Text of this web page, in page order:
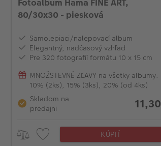
80/30x30 - piesková
Samolepiaci/nalepovací album
Elegantný, nadčasový vzhľad
Pre 320 fotografií formátu 10 x 15 cm
MNOŽSTEVNÉ ZĽAVY na všetky albumy:
10% (2ks), 15% (3ks), 20% (od 4ks)
Skladom na
predajni
11,30
KÚPIŤ